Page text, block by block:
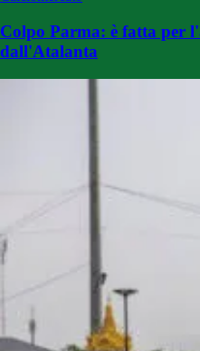
Colpo Parma: è fatta per
dall'Atalanta